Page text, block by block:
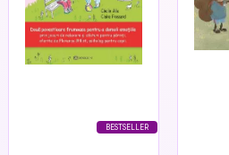
BESTSELLER